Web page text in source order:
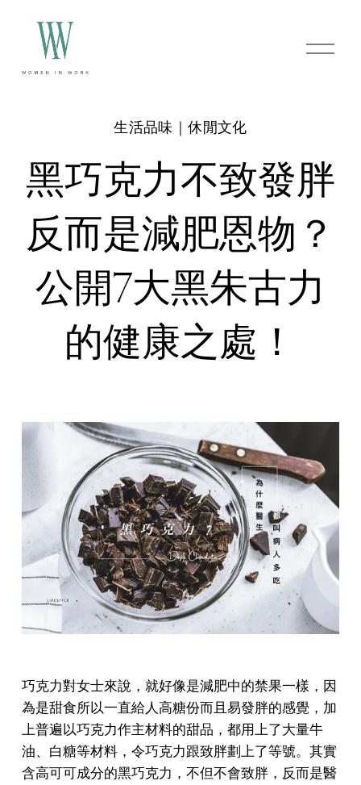
O
p
黑巧克力不致發胖
反而是減肥恩物？
公開7大黑朱古力
的健康之處！
生活品味｜休閒文化
巧克力對女士來說，就好像是減肥中的禁果一樣，因
為是甜食所以一直給人高糖份而且易發胖的感覺，加
上普遍以巧克力作主材料的甜品，都用上了大量牛
油、白糖等材料，令巧克力跟致胖劃上了等號。其實
含高可可成分的黑巧克力，不但不會致胖，反而是醫